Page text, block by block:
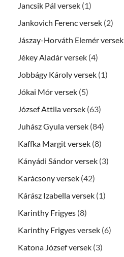
Jancsik Pál versek (1)
Jankovich Ferenc versek (2)
Jászay-Horváth Elemér versek
Jékey Aladár versek (4)
Jobbágy Károly versek (1)
Jókai Mór versek (5)
József Attila versek (63)
Juhász Gyula versek (84)
Kaffka Margit versek (8)
Kányádi Sándor versek (3)
Karácsony versek (42)
Kárász Izabella versek (1)
Karinthy Frigyes (8)
Karinthy Frigyes versek (6)
Katona József versek (3)